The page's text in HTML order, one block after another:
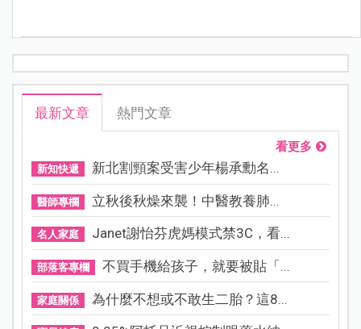
最新文章 熱門文章
看更多
新知快遞 新北割頸案受害少年楊承勳名...
醫師專欄 立秋後秋燥來襲！中醫教養肺...
名人家庭 Janet謝怡芬虎媽模式禁3C，看...
部落客專欄 不買手機給孩子，就要被貼「...
家庭關係 為什麼不想或不敢生二胎？這8...